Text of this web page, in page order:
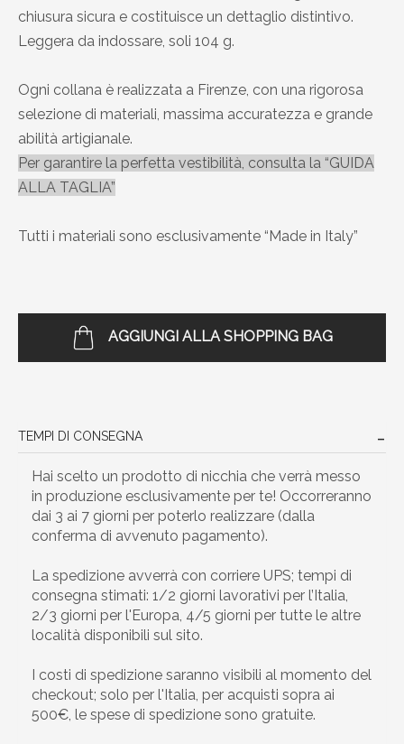
chiusura sicura e costituisce un dettaglio distintivo.
Leggera da indossare, soli 104 g.
Ogni collana è realizzata a Firenze, con una rigorosa
selezione di materiali, massima accuratezza e grande
abilità artigianale.
Per garantire la perfetta vestibilità, consulta la “GUIDA
ALLA TAGLIA”
Tutti i materiali sono esclusivamente “Made in Italy”
AGGIUNGI ALLA SHOPPING BAG
TEMPI DI CONSEGNA
Hai scelto un prodotto di nicchia che verrà messo
in produzione esclusivamente per te! Occorreranno
dai 3 ai 7 giorni per poterlo realizzare (dalla
conferma di avvenuto pagamento).
La spedizione avverrà con corriere UPS; tempi di
consegna stimati: 1/2 giorni lavorativi per l’Italia,
2/3 giorni per l'Europa, 4/5 giorni per tutte le altre
località disponibili sul sito.
I costi di spedizione saranno visibili al momento del
checkout; solo per l'Italia, per acquisti sopra ai
500€, le spese di spedizione sono gratuite.